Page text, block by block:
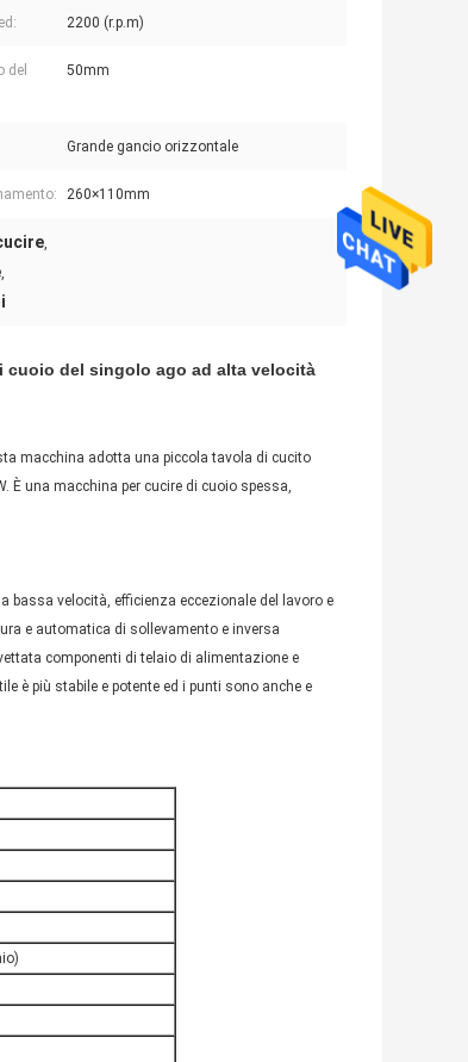
2200 (r.p.m)
del
50mm
Grande gancio orizzontale
260×110mm
,
,
cuoio del singolo ago ad alta velocità
macchina adotta una piccola tavola di cucito
una macchina per cucire di cuoio spessa,
bassa velocità, efficienza eccezionale del lavoro e
e automatica di sollevamento e inversa
componenti di telaio di alimentazione e
è più stabile e potente ed i punti sono anche e